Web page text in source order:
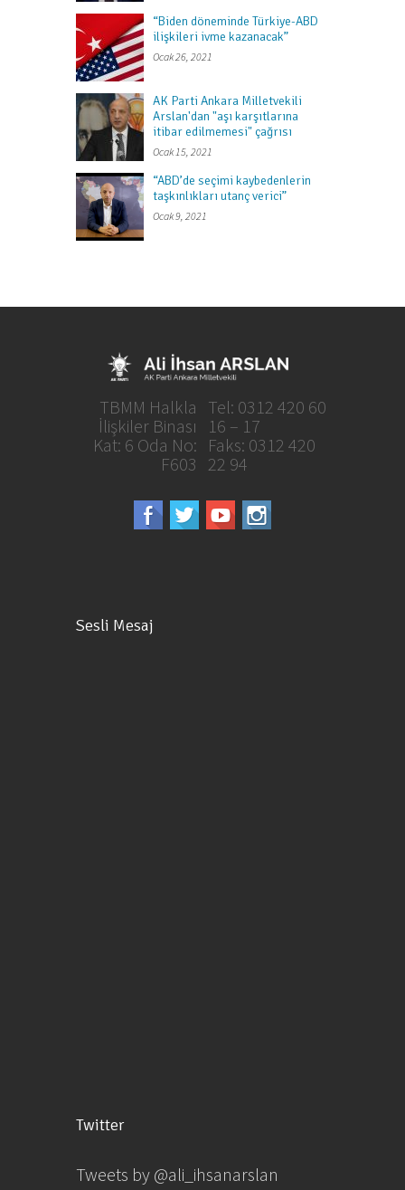
“Biden döneminde Türkiye-ABD
ilişkileri ivme kazanacak”
Ocak 26, 2021
AK Parti Ankara Milletvekili
Arslan'dan "aşı karşıtlarına
itibar edilmemesi" çağrısı
Ocak 15, 2021
“ABD’de seçimi kaybedenlerin
taşkınlıkları utanç verici”
Ocak 9, 2021
Tel: 0312 420 60
16 – 17
Faks: 0312 420
22 94
TBMM Halkla
İlişkiler Binası
Kat: 6 Oda No:
F603
Sesli Mesaj
Twitter
Tweets by @ali_ihsanarslan